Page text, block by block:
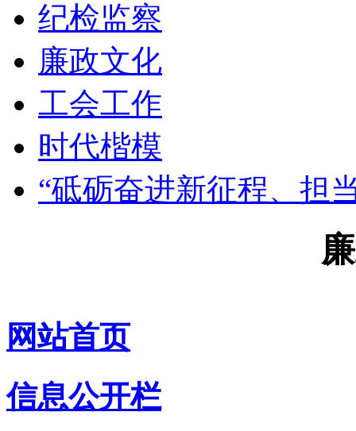
纪检监察
廉政文化
工会工作
时代楷模
“砥砺奋进新征程、担
网站首页
信息公开栏